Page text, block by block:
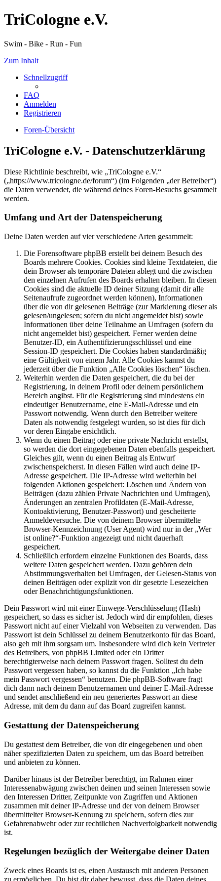
TriCologne e.V.
Swim - Bike - Run - Fun
Zum Inhalt
Schnellzugriff
FAQ
Anmelden
Registrieren
Foren-Übersicht
TriCologne e.V. - Datenschutzerklärung
Diese Richtlinie beschreibt, wie „TriCologne e.V.“
(„https://www.tricologne.de/forum“) (im Folgenden „der Betreiber“)
die Daten verwendet, die während deines Foren-Besuchs gesammelt
werden.
Umfang und Art der Datenspeicherung
Deine Daten werden auf vier verschiedene Arten gesammelt:
Die Forensoftware phpBB erstellt bei deinem Besuch des
Boards mehrere Cookies. Cookies sind kleine Textdateien, die
dein Browser als temporäre Dateien ablegt und die zwischen
den einzelnen Aufrufen des Boards erhalten bleiben. In diesen
Cookies sind die aktuelle ID deiner Sitzung (damit dir alle
Seitenaufrufe zugeordnet werden können), Informationen
über die von dir gelesenen Beiträge (zur Markierung dieser als
gelesen/ungelesen; sofern du nicht angemeldet bist) sowie
Informationen über deine Teilnahme an Umfragen (sofern du
nicht angemeldet bist) gespeichert. Ferner werden deine
Benutzer-ID, ein Authentifizierungsschlüssel und eine
Session-ID gespeichert. Die Cookies haben standardmäßig
eine Gültigkeit von einem Jahr. Alle Cookies kannst du
jederzeit über die Funktion „Alle Cookies löschen“ löschen.
Weiterhin werden die Daten gespeichert, die du bei der
Registrierung, in deinem Profil oder deinem persönlichem
Bereich angibst. Für die Registrierung sind mindestens ein
eindeutiger Benutzername, eine E-Mail-Adresse und ein
Passwort notwendig. Wenn durch den Betreiber weitere
Daten als notwendig festgelegt wurden, so ist dies für dich
vor deren Eingabe ersichtlich.
Wenn du einen Beitrag oder eine private Nachricht erstellst,
so werden die dort eingegebenen Daten ebenfalls gespeichert.
Gleiches gilt, wenn du einen Beitrag als Entwurf
zwischenspeicherst. In diesen Fällen wird auch deine IP-
Adresse gespeichert. Die IP-Adresse wird weiterhin bei
folgenden Aktionen gespeichert: Löschen und Ändern von
Beiträgen (dazu zählen Private Nachrichten und Umfragen),
Änderungen an zentralen Profildaten (E-Mail-Adresse,
Kontoaktivierung, Benutzer-Passwort) und gescheiterte
Anmeldeversuche. Die von deinem Browser übermittelte
Browser-Kennzeichnung (User Agent) wird nur in der „Wer
ist online?“-Funktion angezeigt und nicht dauerhaft
gespeichert.
Schließlich erfordern einzelne Funktionen des Boards, dass
weitere Daten gespeichert werden. Dazu gehören dein
Abstimmungsverhalten bei Umfragen, der Gelesen-Status von
deinen Beiträgen oder explizit von dir gesetzte Lesezeichen
oder Benachrichtigungsfunktionen.
Dein Passwort wird mit einer Einwege-Verschlüsselung (Hash)
gespeichert, so dass es sicher ist. Jedoch wird dir empfohlen, dieses
Passwort nicht auf einer Vielzahl von Webseiten zu verwenden. Das
Passwort ist dein Schlüssel zu deinem Benutzerkonto für das Board,
also geh mit ihm sorgsam um. Insbesondere wird dich kein Vertreter
des Betreibers, von phpBB Limited oder ein Dritter
berechtigterweise nach deinem Passwort fragen. Solltest du dein
Passwort vergessen haben, so kannst du die Funktion „Ich habe
mein Passwort vergessen“ benutzen. Die phpBB-Software fragt
dich dann nach deinem Benutzernamen und deiner E-Mail-Adresse
und sendet anschließend ein neu generiertes Passwort an diese
Adresse, mit dem du dann auf das Board zugreifen kannst.
Gestattung der Datenspeicherung
Du gestattest dem Betreiber, die von dir eingegebenen und oben
näher spezifizierten Daten zu speichern, um das Board betreiben
und anbieten zu können.
Darüber hinaus ist der Betreiber berechtigt, im Rahmen einer
Interessenabwägung zwischen deinen und seinen Interessen sowie
den Interessen Dritter, Zeitpunkte von Zugriffen und Aktionen
zusammen mit deiner IP-Adresse und der von deinem Browser
übermittelter Browser-Kennung zu speichern, sofern dies zur
Gefahrenabwehr oder zur rechtlichen Nachverfolgbarkeit notwendig
ist.
Regelungen bezüglich der Weitergabe deiner Daten
Zweck eines Boards ist es, einen Austausch mit anderen Personen
zu ermöglichen. Du bist dir daher bewusst, dass die Daten deines